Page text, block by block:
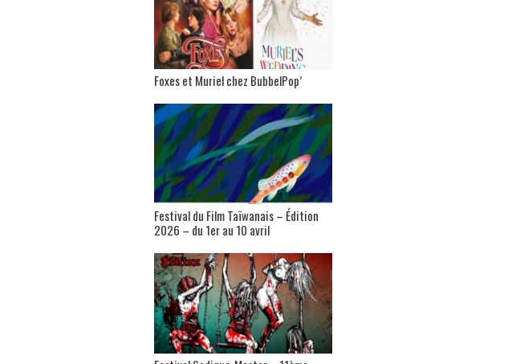
Foxes et Muriel chez BubbelPop’
Festival du Film Taïwanais – Édition
2026 – du 1er au 10 avril